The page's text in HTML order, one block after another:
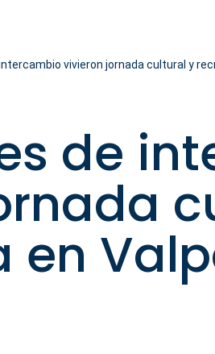
vivieron jornada cultural y
de
en